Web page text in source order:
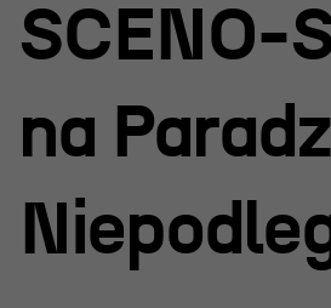
Scena Letnia
Bilety
Projekty Teatru
SCENO-
na